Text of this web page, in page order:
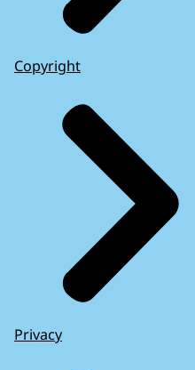
Copyright
Privacy